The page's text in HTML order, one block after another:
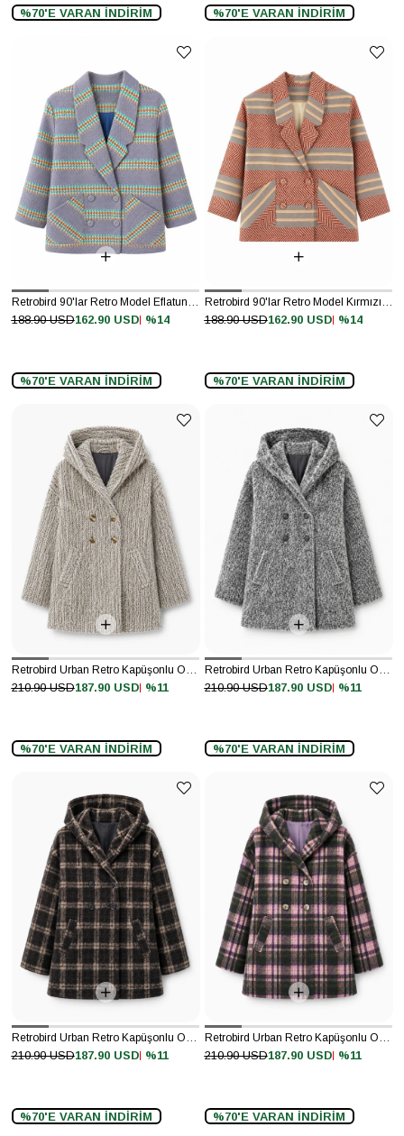
%70'E VARAN İNDİRİM %70'E VARAN İNDİRİM
Retrobird 90'lar Retro Model Eflatun Oversize Tasarım Ekose Ceket
%14
162.90 USD
188.90 USD
%70'E VARAN İNDİRİM
Retrobird 90'lar Retro Model Kırmızı-Gri Oversize Tasarım Ekose Ceket
%14
162.90 USD
188.90 USD
%70'E VARAN İNDİRİM
Retrobird Urban Retro Kapüşonlu Oversize Krem Ceket Kaban
%11
187.90 USD
210.90 USD
%70'E VARAN İNDİRİM
Retrobird Urban Retro Kapüşonlu Oversize Gri Ceket Kaban
%11
187.90 USD
210.90 USD
%70'E VARAN İNDİRİM
Retrobird Urban Retro Kapüşonlu Oversize Koyu Kahve Ceket Kaban
%11
187.90 USD
210.90 USD
%70'E VARAN İNDİRİM
Retrobird Urban Retro Kapüşonlu Oversize Lila Ceket Kaban
%11
187.90 USD
210.90 USD
%70'E VARAN İNDİRİM